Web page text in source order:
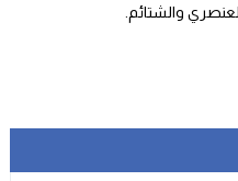
والشتائم‬.